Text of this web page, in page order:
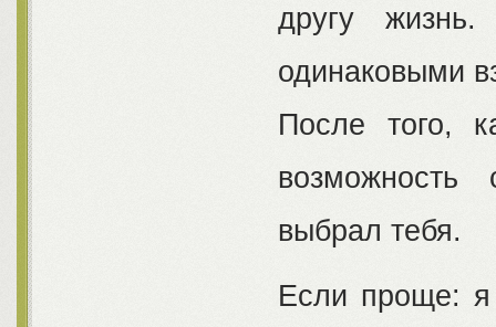
другу
одинаковыми
После того,
выбрал тебя.
Если проще: